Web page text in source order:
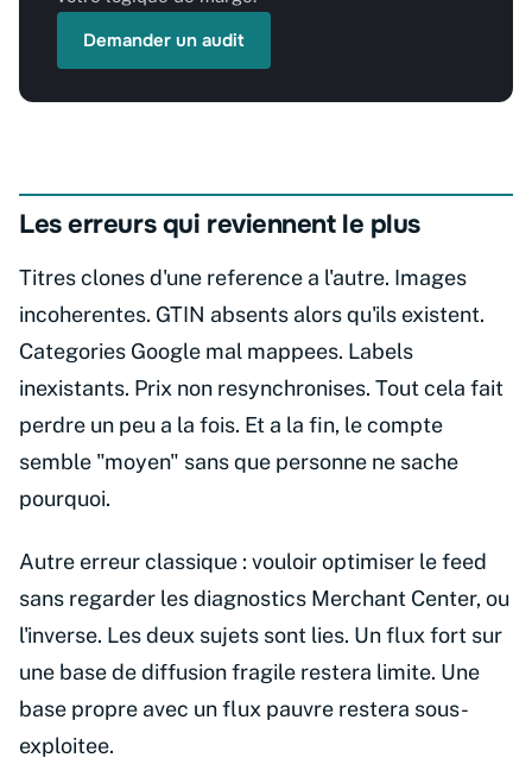
Demander un audit
Les erreurs qui reviennent le plus
Titres clones d'une reference a l'autre. Images
incoherentes. GTIN absents alors qu'ils existent.
Categories Google mal mappees. Labels
inexistants. Prix non resynchronises. Tout cela fait
perdre un peu a la fois. Et a la fin, le compte
semble "moyen" sans que personne ne sache
pourquoi.
Autre erreur classique : vouloir optimiser le feed
sans regarder les diagnostics Merchant Center, ou
l'inverse. Les deux sujets sont lies. Un flux fort sur
une base de diffusion fragile restera limite. Une
base propre avec un flux pauvre restera sous-
exploitee.